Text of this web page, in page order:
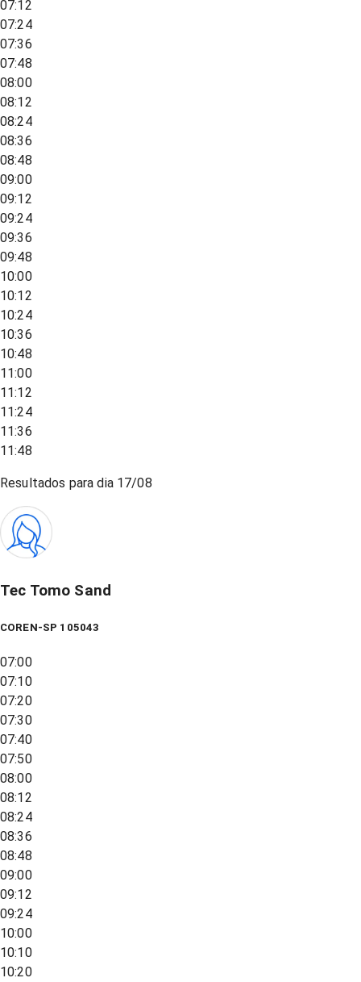
07:12
07:24
07:36
07:48
08:00
08:12
08:24
08:36
08:48
09:00
09:12
09:24
09:36
09:48
10:00
10:12
10:24
10:36
10:48
11:00
11:12
11:24
11:36
11:48
Resultados para dia 17/08
Tec Tomo Sand
COREN-SP 105043
07:00
07:10
07:20
07:30
07:40
07:50
08:00
08:12
08:24
08:36
08:48
09:00
09:12
09:24
10:00
10:10
10:20